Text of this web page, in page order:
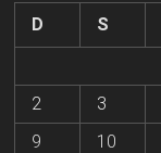
D
S
2
3
9
10